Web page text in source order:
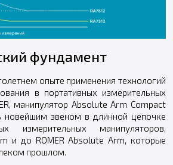
фундамент
опыте применения технологий
в портативных измерительных
манипулятор Absolute Arm Compact
новейшим звеном в длинной цепочке
измерительных манипуляторов,
и до ROMER Absolute Arm, которые
прошлом.